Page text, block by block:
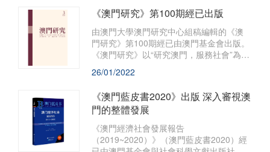
金融》及楊開荊撰寫的《澳門昔日圖書
館》經已出版，於港澳地區同時發行。
《澳門研究》第100期經已出版
由澳門大學澳門研究中心組稿編輯的《澳
門研究》第100期經已由澳門基金會出版。
《澳門研究》以“研究澳門，服務社會”為宗
旨，透過選編、刊登海內外人文社會科學
的研究論文，薈萃各家學術思想，是推動
和深化“澳門學”建設的重要陣地，深受學界
關注。
26/01/2022
《澳門藍皮書2020》出版 深入審視澳
門的整體發展
《澳門經濟社會發展報告
（2019~2020）》（澳門藍皮書2020）經